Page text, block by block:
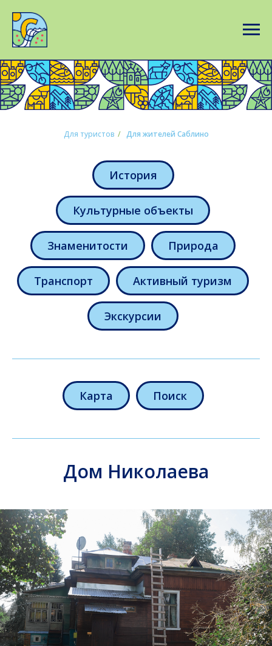
Для туристов / Для жителей Саблино
История
Культурные объекты
Знаменитости Природа
Транспорт Активный туризм
Экскурсии
Карта Поиск
Дом Николаева